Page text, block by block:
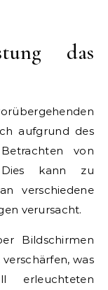
das
aufgrund des
von
Dies kann zu
verschiedene
verursacht.
Bildschirmen
was